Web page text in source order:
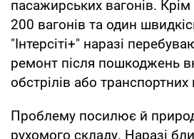
пасажирських вагонів.
200 вагонів та один
"Інтерсіті+" наразі
ремонт після пошкоджень
обстрілів або транспортних
Проблему посилює й
рухомого складу. Наразі